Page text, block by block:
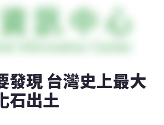
發現 台灣史上最大
石出土